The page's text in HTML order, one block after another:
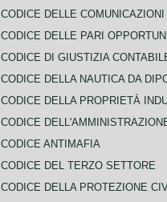
CODICE DELLE
CODICE DELLE PARI
CODICE DI GIUSTIZIA
CODICE DELLA NAUTICA DA
CODICE DELLA PROPRIETÀ
CODICE
CODICE ANTIMAFIA
CODICE DEL TERZO SETTORE
CODICE DELLA PROTEZIONE